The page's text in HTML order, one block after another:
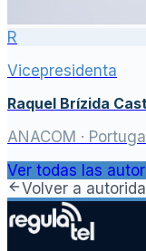
R
Vicepresidenta
Raquel Brízida
ANACOM · Portugal
Ver todas las
Volver a